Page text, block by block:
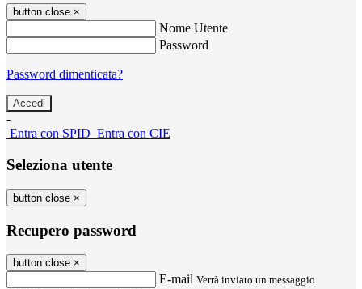
button close ×
Nome Utente
Password
Password dimenticata?
-
Entra con SPID Entra con CIE
Seleziona utente
button close ×
Recupero password
button close ×
E-mail Verrà inviato un messaggio